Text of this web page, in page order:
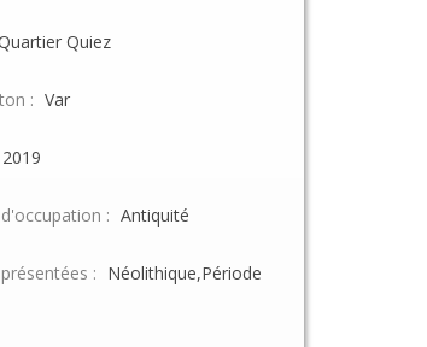
Quiez
: Var
2019
: Antiquité
: Néolithique,Période